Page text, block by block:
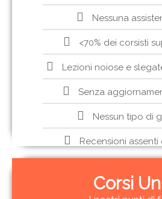
Nessuna
<70% dei corsisti
Lezioni noiose e
Senza
Nessun tipo di
Recensioni
Corsi